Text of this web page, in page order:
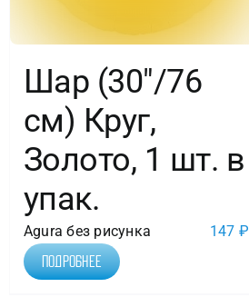
Шар (30″/76
см) Круг,
Золото, 1 шт. в
упак.
Agura без рисунка 147 ₽
Подробнее